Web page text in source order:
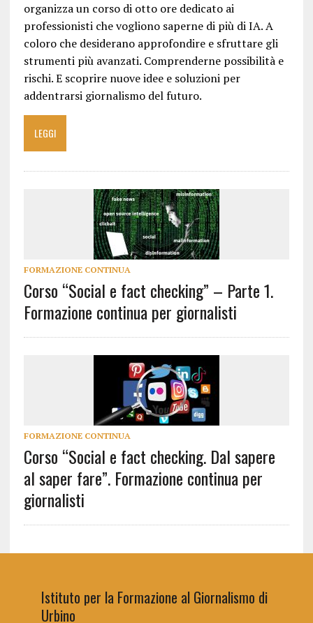
organizza un corso di otto ore dedicato ai
professionisti che vogliono saperne di più di IA. A
coloro che desiderano approfondire e sfruttare gli
strumenti più avanzati. Comprenderne possibilità e
rischi. E scoprire nuove idee e soluzioni per
addentrarsi giornalismo del futuro.
LEGGI
FORMAZIONE CONTINUA
Corso “Social e fact checking” – Parte 1.
Formazione continua per giornalisti
FORMAZIONE CONTINUA
Corso “Social e fact checking. Dal sapere
al saper fare”. Formazione continua per
giornalisti
Istituto per la Formazione al Giornalismo di
Urbino